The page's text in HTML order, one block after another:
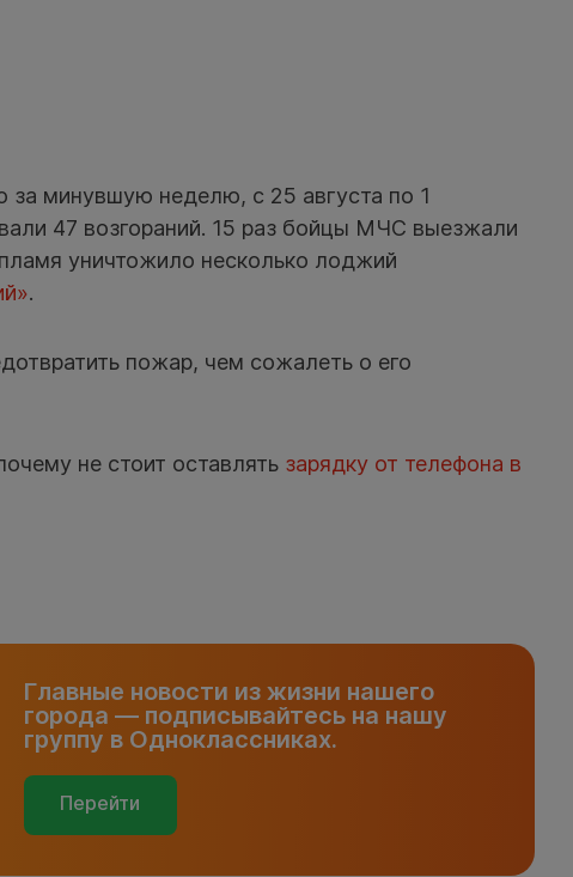
за минувшую неделю, с 25 августа по 1
47 возгораний. 15 раз бойцы МЧС выезжали
уничтожило несколько лоджий
.
пожар, чем сожалеть о его
не стоит оставлять зарядку от телефона в
Главные новости из жизни нашего
города — подписывайтесь на нашу
группу в Одноклассниках.
Перейти